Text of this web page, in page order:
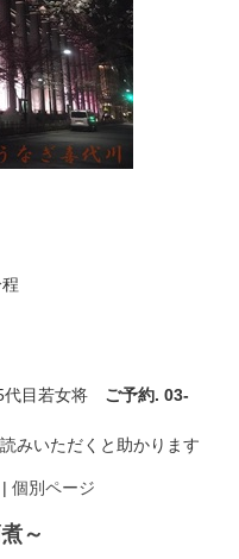
目若女将 ご予約. 03-
読みいただくと助かります
| 個別ページ
～